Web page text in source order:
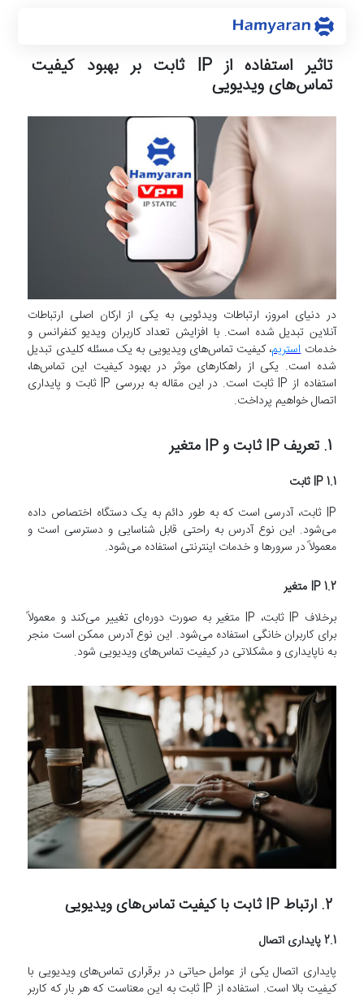
تاثیر استفاده از IP ثابت بر بهبود کیفیت
تماس‌های ویدیویی
در دنیای امروز، ارتباطات ویدئویی به یکی از ارکان اصلی ارتباطات
آنلاین تبدیل شده است. با افزایش تعداد کاربران ویدیو کنفرانس و
خدماتاستریم، کیفیت تماس‌های ویدیویی به یک مسئله کلیدی تبدیل
شده است. یکی از راهکارهای موثر در بهبود کیفیت این تماس‌ها،
استفاده از IP ثابت است. در این مقاله به بررسی IP ثابت و پایداری
اتصال خواهیم پرداخت.
1. تعریف IP ثابت و IP متغیر
1.1 IP ثابت
IP ثابت، آدرسی است که به طور دائم به یک دستگاه اختصاص داده
می‌شود. این نوع آدرس به راحتی قابل شناسایی و دسترسی است و
معمولاً در سرورها و خدمات اینترنتی استفاده می‌شود.
1.2 IP متغیر
برخلاف IP ثابت، IP متغیر به صورت دوره‌ای تغییر می‌کند و معمولاً
برای کاربران خانگی استفاده می‌شود. این نوع آدرس ممکن است منجر
به ناپایداری و مشکلاتی در کیفیت تماس‌های ویدیویی شود.
2. ارتباط IP ثابت با کیفیت تماس‌های ویدیویی
2.1 پایداری اتصال
پایداری اتصال یکی از عوامل حیاتی در برقراری تماس‌های ویدیویی با
کیفیت بالا است. استفاده از IP ثابت به این معناست که هر بار که کاربر